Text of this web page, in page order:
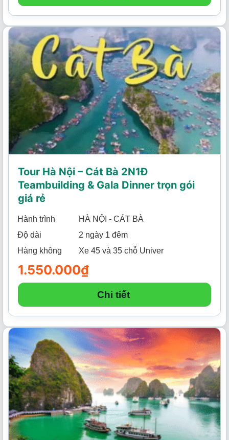
Tour Hà Nội – Cát Bà 2N1Đ
Teambuilding & Gala Dinner trọn gói
giá rẻ
Hành trình
HÀ NỘI - CÁT BÀ
Độ dài
2 ngày 1 đêm
Hàng không
Xe 45 và 35 chỗ Univer
1.550.000₫
Chi tiết